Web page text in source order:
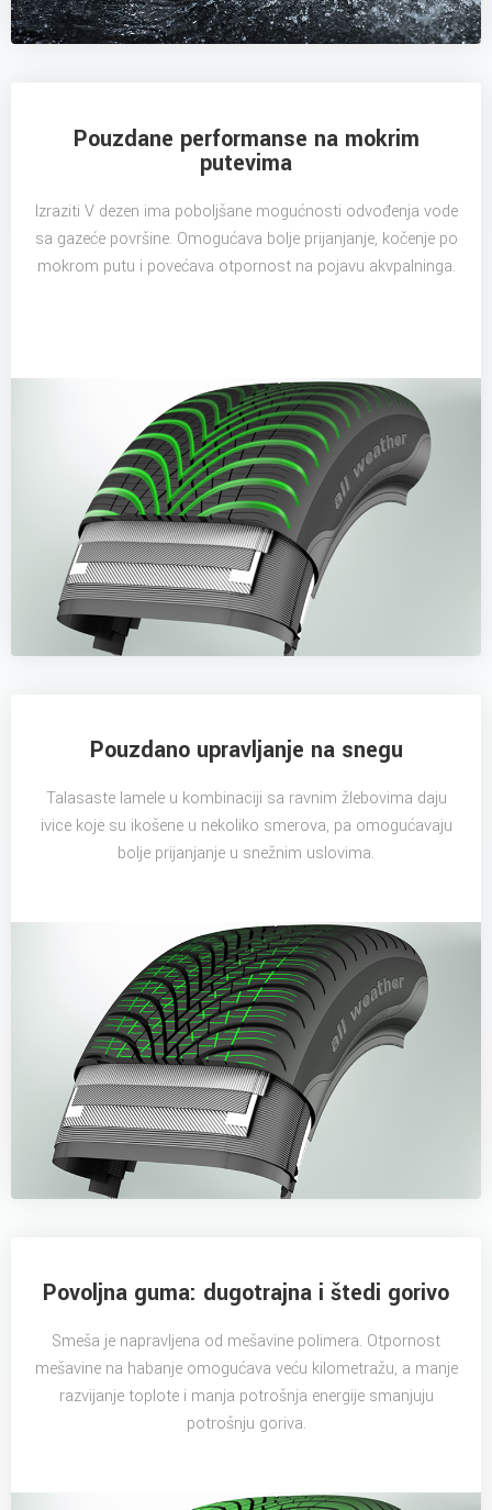
Pouzdane performanse na mokrim
putevima
Izraziti V dezen ima poboljšane mogućnosti odvođenja vode
sa gazeće površine. Omogućava bolje prijanjanje, kočenje po
mokrom putu i povećava otpornost na pojavu akvpalninga.
Pouzdano upravljanje na snegu
Talasaste lamele u kombinaciji sa ravnim žlebovima daju
ivice koje su ikošene u nekoliko smerova, pa omogućavaju
bolje prijanjanje u snežnim uslovima.
Povoljna guma: dugotrajna i štedi gorivo
Smeša je napravljena od mešavine polimera. Otpornost
mešavine na habanje omogućava veću kilometražu, a manje
razvijanje toplote i manja potrošnja energije smanjuju
potrošnju goriva.